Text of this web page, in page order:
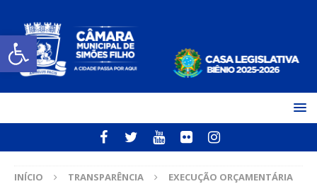
Open toolbar
INÍCIO TRANSPARÊNCIA
EXECUÇÃO ORÇAMENTÁRIA